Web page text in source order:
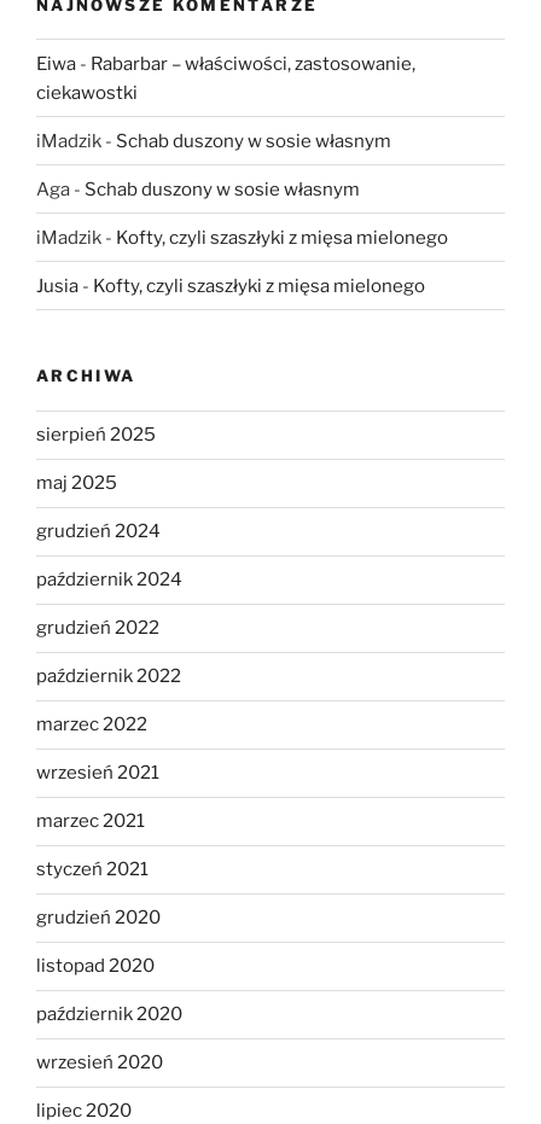
NAJNOWSZE KOMENTARZE
Eiwa - Rabarbar – właściwości, zastosowanie,
ciekawostki
iMadzik - Schab duszony w sosie własnym
Aga - Schab duszony w sosie własnym
iMadzik - Kofty, czyli szaszłyki z mięsa mielonego
Jusia - Kofty, czyli szaszłyki z mięsa mielonego
ARCHIWA
sierpień 2025
maj 2025
grudzień 2024
październik 2024
grudzień 2022
październik 2022
marzec 2022
wrzesień 2021
marzec 2021
styczeń 2021
grudzień 2020
listopad 2020
październik 2020
wrzesień 2020
lipiec 2020